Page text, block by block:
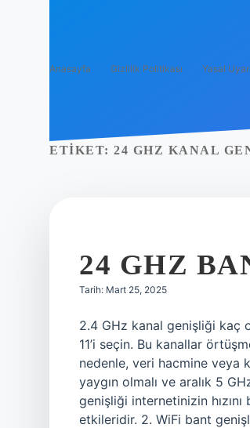
Anasayfa Gizlilik Politikası Yasal Uyarı
ETIKET: 24 GHZ KANAL
24 GHZ
Tarih: Mart 25, 2025
2.4 GHz kanal genişliği kaç
11’i seçin. Bu kanallar
nedenle, veri hacmine veya
yaygın olmalı ve aralık 5
genişliği internetinizin
etkileridir. 2. WiFi bant